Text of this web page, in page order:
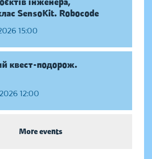
SensoKit. Robocode
15:00
квест-подорож.
12:00
More events